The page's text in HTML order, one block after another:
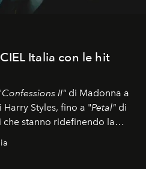
Italia con le hit
Confessions II" di Madonna a
Harry Styles, fino a "Petal" di
stanno ridefinendo la